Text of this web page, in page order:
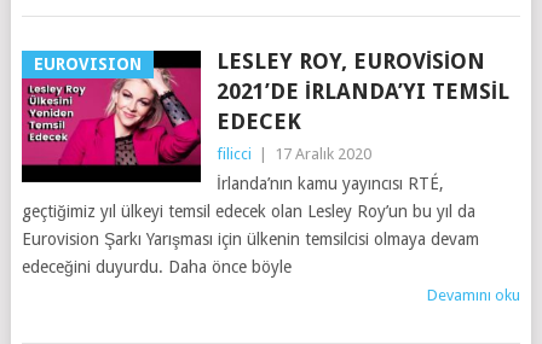
EUROVISION
LESLEY ROY, EUROVISION
2021’DE İRLANDA’YI TEMSIL
EDECEK
filicci 17 Aralık 2020
İrlanda’nın kamu yayıncısı RTÉ,
geçtiğimiz yıl ülkeyi temsil edecek olan Lesley Roy’un bu yıl da
Eurovision Şarkı Yarışması için ülkenin temsilcisi olmaya devam
edeceğini duyurdu. Daha önce böyle
Devamını oku